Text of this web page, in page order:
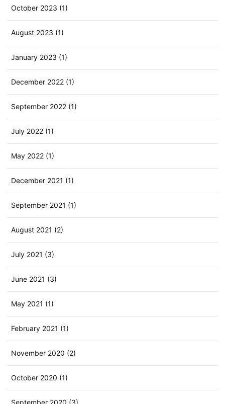
October 2023 (1)
August 2023 (1)
January 2023 (1)
December 2022 (1)
September 2022 (1)
July 2022 (1)
May 2022 (1)
December 2021 (1)
September 2021 (1)
August 2021 (2)
July 2021 (3)
June 2021 (3)
May 2021 (1)
February 2021 (1)
November 2020 (2)
October 2020 (1)
September 2020 (3)